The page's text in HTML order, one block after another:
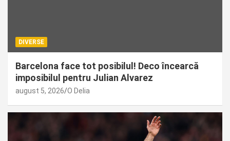
DIVERSE
Barcelona face tot posibilul! Deco încearcă
imposibilul pentru Julian Alvarez
august 5, 2026 O Delia